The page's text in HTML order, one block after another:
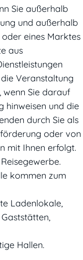
Sie außerhalb
und außerhalb
oder eines Marktes
aus
Veranstaltung
wenn Sie darauf
hinweisen und die
durch Sie als
oder von
mit Ihnen erfolgt.
kommen zum
Ladenlokale,
Hallen.